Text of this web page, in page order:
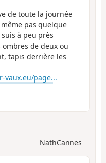
de toute la journée
pas quelque
à peu près
de deux ou
tapis derrière les
vaux.eu/page...
NathCannes